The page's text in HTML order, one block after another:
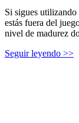
Si sigues
estás fuera del
nivel de madurez
Seguir leyendo >>